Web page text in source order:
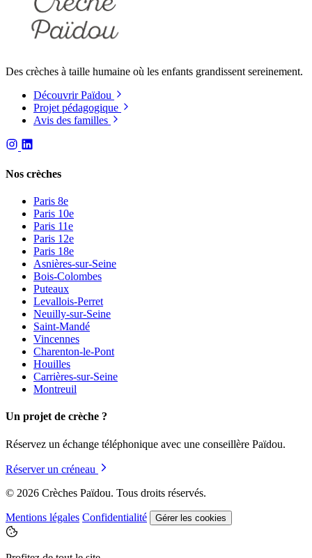
Des crèches à taille humaine où les enfants grandissent sereinement.
Découvrir Païdou
Projet pédagogique
Avis des familles
Nos crèches
Paris 8e
Paris 10e
Paris 11e
Paris 12e
Paris 18e
Asnières-sur-Seine
Bois-Colombes
Puteaux
Levallois-Perret
Neuilly-sur-Seine
Saint-Mandé
Vincennes
Charenton-le-Pont
Houilles
Carrières-sur-Seine
Montreuil
Un projet de crèche ?
Réservez un échange téléphonique avec une conseillère Païdou.
Réserver un créneau
© 2026 Crèches Païdou. Tous droits réservés.
Mentions légales Confidentialité Gérer les cookies